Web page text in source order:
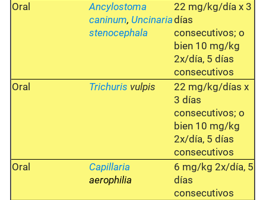
Oral
Ancylostoma
caninum, Uncinaria
stenocephala
22 mg/kg/día x 3
días
consecutivos; o
bien 10 mg/kg
2x/día, 5 días
consecutivos
Oral
Trichuris vulpis
22 mg/kg/días x
3 días
consecutivos; o
bien 10 mg/kg
2x/día, 5 días
consecutivos
Oral
Capillaria
aerophilia
6 mg/kg 2x/día, 5
días
consecutivos